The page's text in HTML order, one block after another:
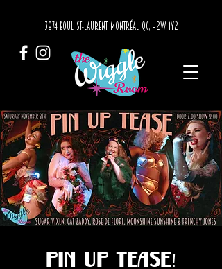
3874 BOUL. ST-LAURENT, MONTRÉAL, QC, H2W 1Y2
Pin up Tease!